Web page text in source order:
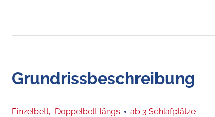
Grundrissbeschreibung
Einzelbett, Doppelbett längs ab 3 Schlafplätze